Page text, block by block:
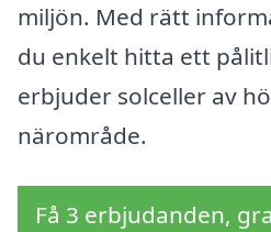
miljön. Med rätt
du enkelt hitta ett
erbjuder solceller av
närområde.
Få 3 erbjudanden,